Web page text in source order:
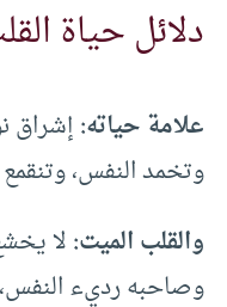
دلائل حياة
علامة حياته:إشراق
وتخمد النفس،
والقلب الميت:لا
وصاحبه رديء